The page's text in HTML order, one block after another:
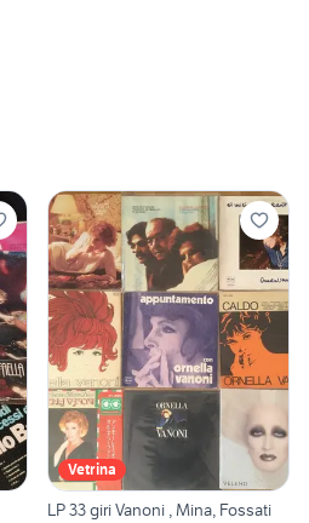
Vetrina
LP 33 giri Vanoni , Mina, Fossati